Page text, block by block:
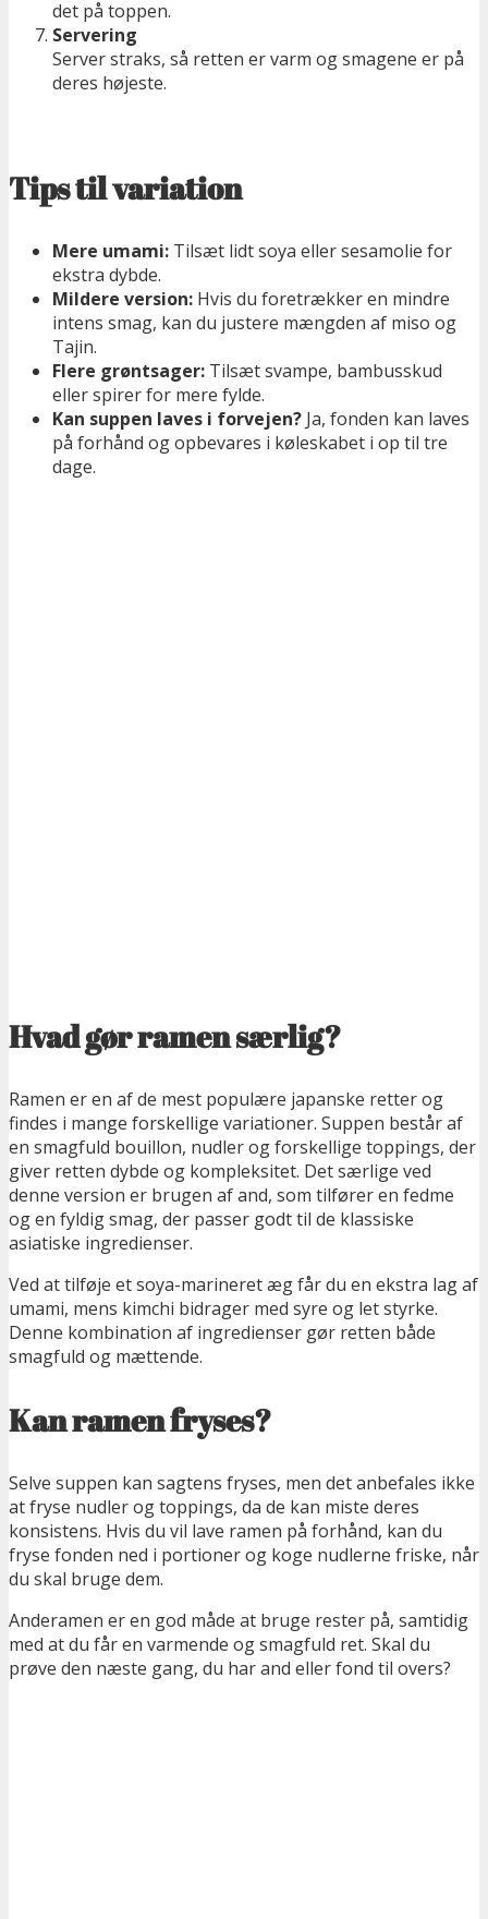
det på toppen.
Servering
Server straks, så retten er varm og smagene er på
deres højeste.
Tips til variation
Mere umami: Tilsæt lidt soya eller sesamolie for
ekstra dybde.
Mildere version: Hvis du foretrækker en mindre
intens smag, kan du justere mængden af miso og
Tajin.
Flere grøntsager: Tilsæt svampe, bambusskud
eller spirer for mere fylde.
Kan suppen laves i forvejen? Ja, fonden kan laves
på forhånd og opbevares i køleskabet i op til tre
dage.
Hvad gør ramen særlig?
Ramen er en af de mest populære japanske retter og
findes i mange forskellige variationer. Suppen består af
en smagfuld bouillon, nudler og forskellige toppings, der
giver retten dybde og kompleksitet. Det særlige ved
denne version er brugen af and, som tilfører en fedme
og en fyldig smag, der passer godt til de klassiske
asiatiske ingredienser.
Ved at tilføje et soya-marineret æg får du en ekstra lag af
umami, mens kimchi bidrager med syre og let styrke.
Denne kombination af ingredienser gør retten både
smagfuld og mættende.
Kan ramen fryses?
Selve suppen kan sagtens fryses, men det anbefales ikke
at fryse nudler og toppings, da de kan miste deres
konsistens. Hvis du vil lave ramen på forhånd, kan du
fryse fonden ned i portioner og koge nudlerne friske, når
du skal bruge dem.
Anderamen er en god måde at bruge rester på, samtidig
med at du får en varmende og smagfuld ret. Skal du
prøve den næste gang, du har and eller fond til overs?